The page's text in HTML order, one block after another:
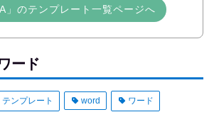
」のテンプレート一覧ページへ
ード
テンプレート word ワード